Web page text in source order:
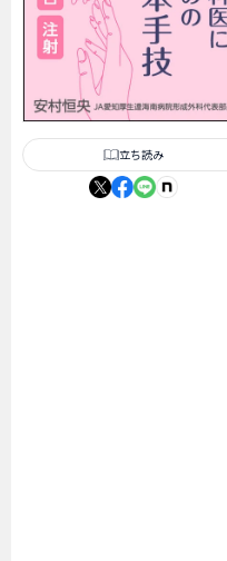
立ち読み